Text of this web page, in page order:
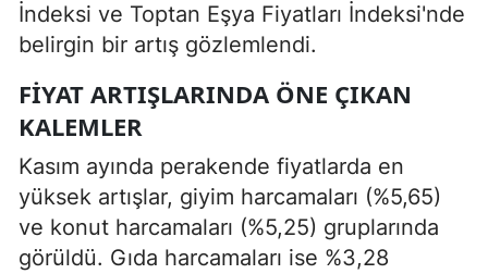
İndeksi ve Toptan Eşya Fiyatları İndeksi'nde
belirgin bir artış gözlemlendi.
FIYAT ARTIŞLARINDA ÖNE ÇIKAN
KALEMLER
Kasım ayında perakende fiyatlarda en
yüksek artışlar, giyim harcamaları (%5,65)
ve konut harcamaları (%5,25) gruplarında
görüldü. Gıda harcamaları ise %3,28